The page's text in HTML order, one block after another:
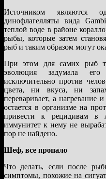
Источником являются
динофлагелляты вида
теплой воде в районе
рыбы, которые затем
рыб и таким образом могут
При этом для самих рыб
эволюция задумала
исключительно против
цвета, ни вкуса, ни
переваривает, а нагревание
остается в организме на
привести к рецидивам в
иммунитет к нему не
пор не найдено.
Шеф, все пропало
Что делать, если после
симптомы, похожие на